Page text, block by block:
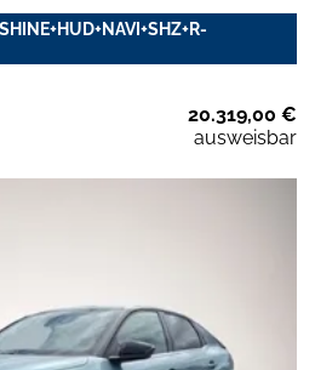
20.319,00 €
ausweisbar